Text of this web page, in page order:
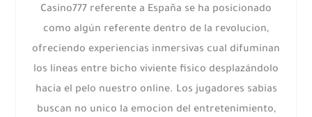
Casino777 referente a España se ha posicionado
como algún referente dentro de la revolucion,
ofreciendo experiencias inmersivas cual difuminan
los lineas entre bicho viviente fisico desplazándolo
hacia el pelo nuestro online. Los jugadores sabias
buscan no unico la emocion del entretenimiento,